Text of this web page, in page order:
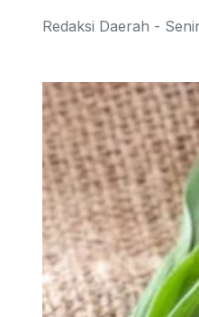
Redaksi Daerah -